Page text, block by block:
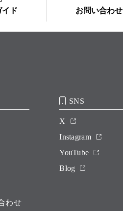
イド お問い合わせ
わせ
SNS
X
Instagram
YouTube
Blog